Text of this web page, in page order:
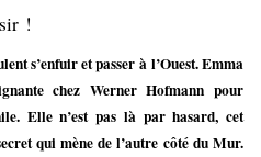
!
s’enfuir et passer à l’Ouest. Emma
chez Werner Hofmann pour
Elle n’est pas là par hasard, cet
qui mène de l’autre côté du Mur.